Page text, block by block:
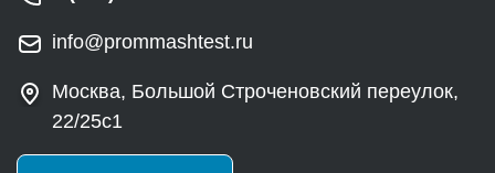
info@prommashtest.ru
Москва, Большой Строченовский переулок,
22/25с1